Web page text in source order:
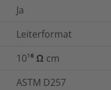
Ja
Leiterformat
10¹⁶ Ω cm
ASTM D257